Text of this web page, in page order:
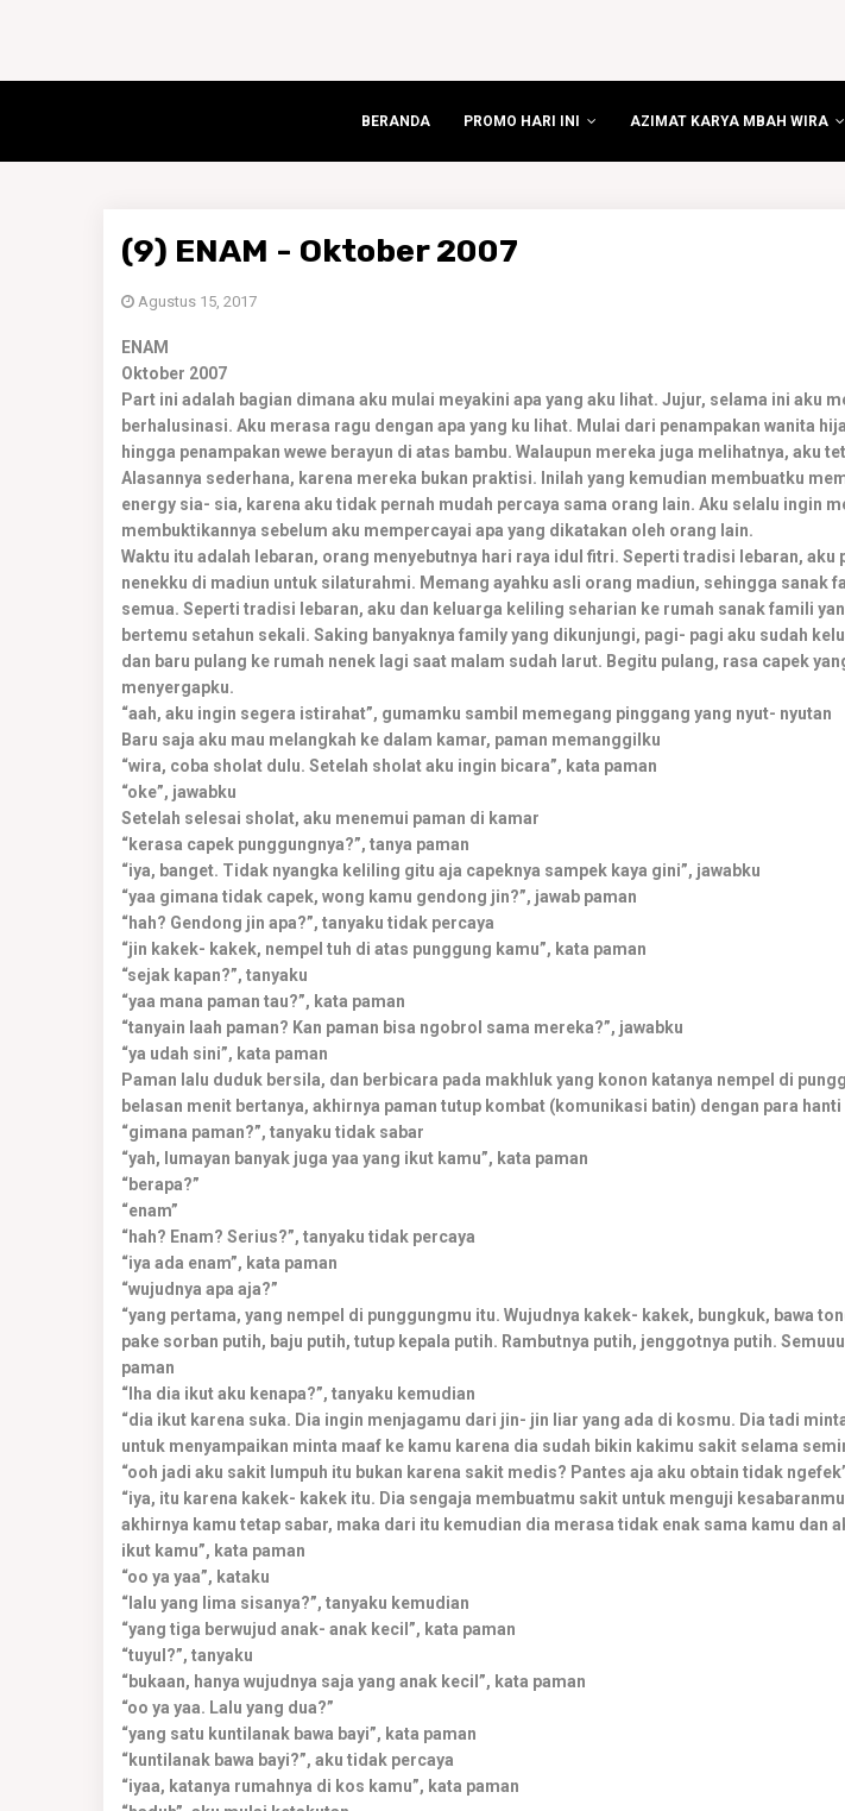
BERANDA PROMO HARI INI AZIMAT KARYA MBAH WIRA
(9) ENAM - Oktober 2007
Agustus 15, 2017
ENAM
Oktober 2007
Part ini adalah bagian dimana aku mulai meyakini apa yang aku lihat. Jujur, selama ini aku
berhalusinasi. Aku merasa ragu dengan apa yang ku lihat. Mulai dari penampakan wanita
hingga penampakan wewe berayun di atas bambu. Walaupun mereka juga melihatnya, aku
Alasannya sederhana, karena mereka bukan praktisi. Inilah yang kemudian membuatku
energy sia- sia, karena aku tidak pernah mudah percaya sama orang lain. Aku selalu ingin
membuktikannya sebelum aku mempercayai apa yang dikatakan oleh orang lain.
Waktu itu adalah lebaran, orang menyebutnya hari raya idul fitri. Seperti tradisi lebaran, aku
nenekku di madiun untuk silaturahmi. Memang ayahku asli orang madiun, sehingga sanak
semua. Seperti tradisi lebaran, aku dan keluarga keliling seharian ke rumah sanak famili
bertemu setahun sekali. Saking banyaknya family yang dikunjungi, pagi- pagi aku sudah
dan baru pulang ke rumah nenek lagi saat malam sudah larut. Begitu pulang, rasa capek
menyergapku.
“aah, aku ingin segera istirahat”, gumamku sambil memegang pinggang yang nyut- nyutan
Baru saja aku mau melangkah ke dalam kamar, paman memanggilku
“wira, coba sholat dulu. Setelah sholat aku ingin bicara”, kata paman
“oke”, jawabku
Setelah selesai sholat, aku menemui paman di kamar
“kerasa capek punggungnya?”, tanya paman
“iya, banget. Tidak nyangka keliling gitu aja capeknya sampek kaya gini”, jawabku
“yaa gimana tidak capek, wong kamu gendong jin?”, jawab paman
“hah? Gendong jin apa?”, tanyaku tidak percaya
“jin kakek- kakek, nempel tuh di atas punggung kamu”, kata paman
“sejak kapan?”, tanyaku
“yaa mana paman tau?”, kata paman
“tanyain laah paman? Kan paman bisa ngobrol sama mereka?”, jawabku
“ya udah sini”, kata paman
Paman lalu duduk bersila, dan berbicara pada makhluk yang konon katanya nempel di
belasan menit bertanya, akhirnya paman tutup kombat (komunikasi batin) dengan para
“gimana paman?”, tanyaku tidak sabar
“yah, lumayan banyak juga yaa yang ikut kamu”, kata paman
“berapa?”
“enam”
“hah? Enam? Serius?”, tanyaku tidak percaya
“iya ada enam”, kata paman
“wujudnya apa aja?”
“yang pertama, yang nempel di punggungmu itu. Wujudnya kakek- kakek, bungkuk, bawa
pake sorban putih, baju putih, tutup kepala putih. Rambutnya putih, jenggotnya putih.
paman
“lha dia ikut aku kenapa?”, tanyaku kemudian
“dia ikut karena suka. Dia ingin menjagamu dari jin- jin liar yang ada di kosmu. Dia tadi
untuk menyampaikan minta maaf ke kamu karena dia sudah bikin kakimu sakit selama
“ooh jadi aku sakit lumpuh itu bukan karena sakit medis? Pantes aja aku obtain tidak
“iya, itu karena kakek- kakek itu. Dia sengaja membuatmu sakit untuk menguji
akhirnya kamu tetap sabar, maka dari itu kemudian dia merasa tidak enak sama kamu dan
ikut kamu”, kata paman
“oo ya yaa”, kataku
“lalu yang lima sisanya?”, tanyaku kemudian
“yang tiga berwujud anak- anak kecil”, kata paman
“tuyul?”, tanyaku
“bukaan, hanya wujudnya saja yang anak kecil”, kata paman
“oo ya yaa. Lalu yang dua?”
“yang satu kuntilanak bawa bayi”, kata paman
“kuntilanak bawa bayi?”, aku tidak percaya
“iyaa, katanya rumahnya di kos kamu”, kata paman